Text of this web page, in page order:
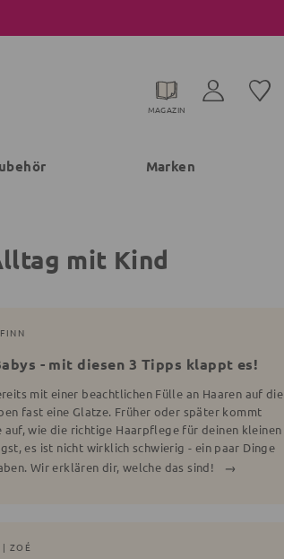
MAGAZIN
Marken
mit Kind
- mit diesen 3 Tipps klappt es!
mit einer beachtlichen Fülle an Haaren auf die
fast eine Glatze. Früher oder später kommt
wie die richtige Haarpflege für deinen kleinen
es ist nicht wirklich schwierig - ein paar Dinge
Wir erklären dir, welche das sind!
ZOÉ